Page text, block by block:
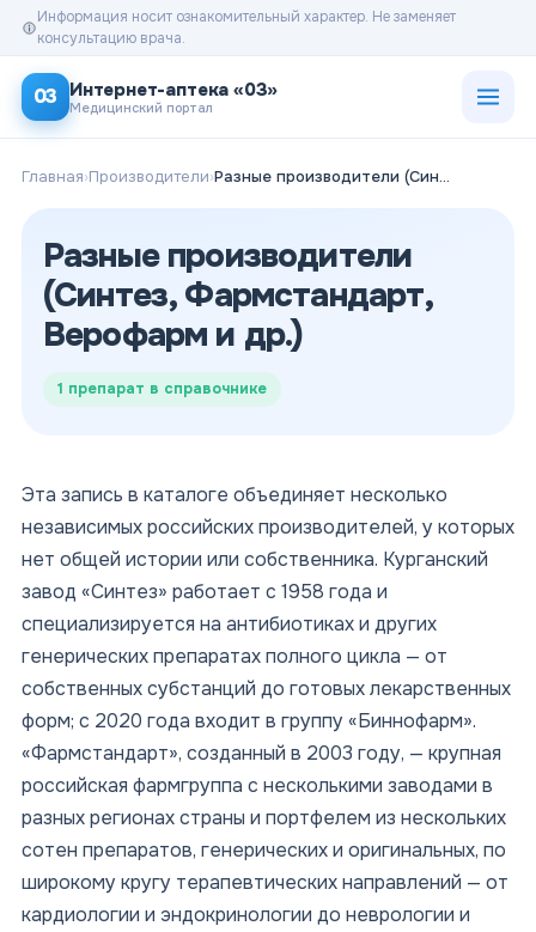
Информация носит ознакомительный характер. Не заменяет
консультацию врача.
03 Интернет-аптека «03»
Медицинский портал
Главная›Производители› Разные производители (Синтез, Фармстандарт, Верофарм и др.)
Разные производители
(Синтез, Фармстандарт,
Верофарм и др.)
1 препарат в справочнике
Эта запись в каталоге объединяет несколько
независимых российских производителей, у которых
нет общей истории или собственника. Курганский
завод «Синтез» работает с 1958 года и
специализируется на антибиотиках и других
генерических препаратах полного цикла — от
собственных субстанций до готовых лекарственных
форм; с 2020 года входит в группу «Биннофарм».
«Фармстандарт», созданный в 2003 году, — крупная
российская фармгруппа с несколькими заводами в
разных регионах страны и портфелем из нескольких
сотен препаратов, генерических и оригинальных, по
широкому кругу терапевтических направлений — от
кардиологии и эндокринологии до неврологии и